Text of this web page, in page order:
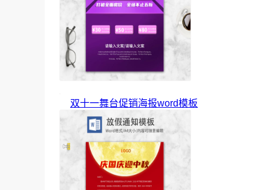
双十一舞台促销海报word模板